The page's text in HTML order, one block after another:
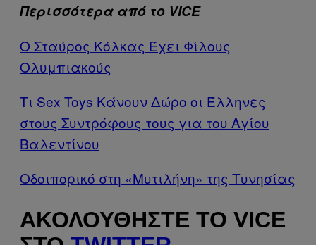
Περισσότερα από το VICE
Ο Σταύρος Κόλκας Έχει Φίλους
Ολυμπιακούς
Τι Sex Toys Κάνουν Δώρο οι Έλληνες
στους Συντρόφους τους για του Αγίου
Βαλεντίνου
Οδοιπορικό στη «Μυτιλήνη» της Τυνησίας
ΑΚΟΛΟΥΘΉΣΤΕ ΤΟ VICE